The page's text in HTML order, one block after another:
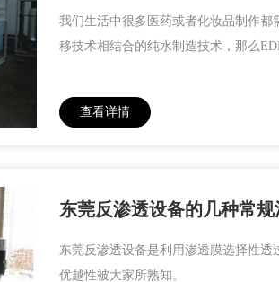
我们生活中很多医药或者化妆品制作
移技术相结合的纯水制造技术，那么
查看详情
东莞反渗透设备的几种常
东莞反渗透设备是利用渗透膜选择性
优越性被大家所熟知。